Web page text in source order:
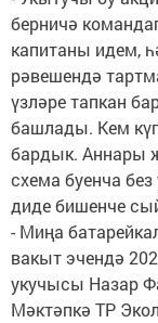
берничә
капитаны идем,
рәвешендә
үзләре тапкан
башлады. Кем
бардык. Аннары
схема буенча
диде бишенче
- Миңа
вакыт эчендә
укучысы Назар
Мәктәпкә ТР